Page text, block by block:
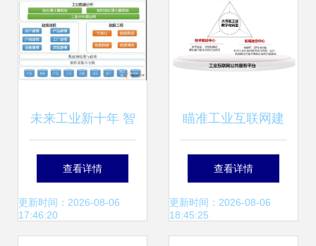
未来工业新十年 智
造如何拥抱工业互
联网与数据服务？
查看详情
更新时间：2026-08-06
17:46:20
瞄准工业互联网建
设“靶心” 助力大湾
区标杆的华为云打
查看详情
更新时间：2026-08-06
18:45:25